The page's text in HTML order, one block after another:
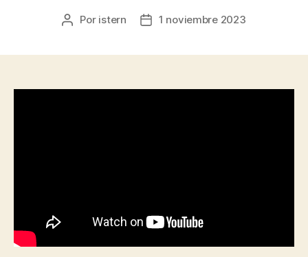
Autor
Por istern
Fecha1 noviembre 2023